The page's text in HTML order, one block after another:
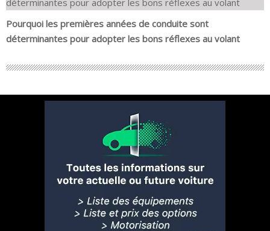
Pourquoi les premières années de conduite sont
déterminantes pour adopter les bons réflexes au volant